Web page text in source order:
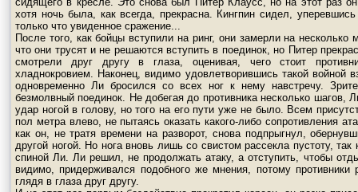
хотя ночь была, как всегда, прекрасна. Кингпин сидел,
только что увиденное сражение...
После того, как бойцы вступили на ринг, они замерли на
что они трусят и не решаются вступить в поединок, но Питер
смотрели друг другу в глаза, оценивая, чего стоит
хладнокровием. Наконец, видимо удовлетворившись такой войной
одновременно Ли бросился со всех ног к нему навстречу.
безмолвный поединок. Не добегая до противника несколько шагов,
удар ногой в голову, но того на его пути уже не было. Всем
пол метра влево, не пытаясь оказать какого-либо сопротивления
как он, не тратя времени на разворот, снова подпрыгнул,
другой ногой. Но нога вновь лишь со свистом рассекла пустоту,
спиной Ли. Ли решил, не продолжать атаку, а отступить, чтобы
видимо, придерживался подобного же мнения, потому
глядя в глаза друг другу.